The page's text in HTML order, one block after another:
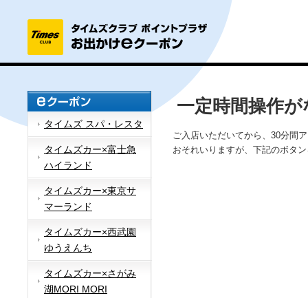
タイムズ スパ・レスタ
タイムズカー×富士急
ハイランド
タイムズカー×東京サ
マーランド
タイムズカー×西武園
ゆうえんち
タイムズカー×さがみ
湖MORI MORI
一定時間操作
ご入店いただいてから、30分間
おそれいりますが、下記のボタ